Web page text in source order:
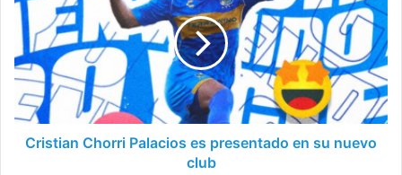
Palacios
es
presentado
en
su
nuevo
club
Cristian Chorri Palacios es presentado en su nuevo
club